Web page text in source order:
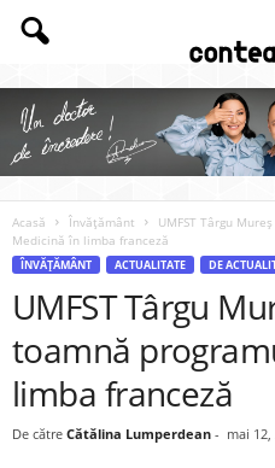
Acasă Învățământ
UMFST Târgu
Medicină în limba franceză
ÎNVĂȚĂMÂNT ACTUALITATE DE
UMFST Târgu
toamnă
limba franceză
De către Cătălina Lumperdean - mai 12,